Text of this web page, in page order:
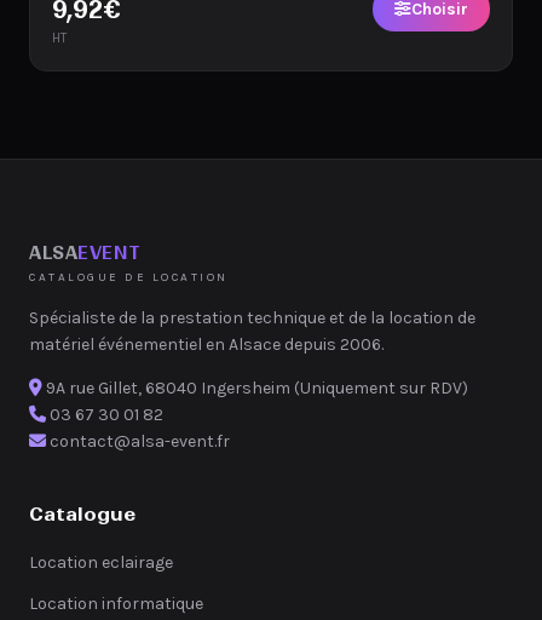
9,92€
HT
Choisir
ALSAEVENT
CATALOGUE DE LOCATION
Spécialiste de la prestation technique et de la location de
matériel événementiel en Alsace depuis 2006.
9A rue Gillet, 68040 Ingersheim (Uniquement sur RDV)
03 67 30 01 82
contact@alsa-event.fr
Catalogue
Location eclairage
Location informatique